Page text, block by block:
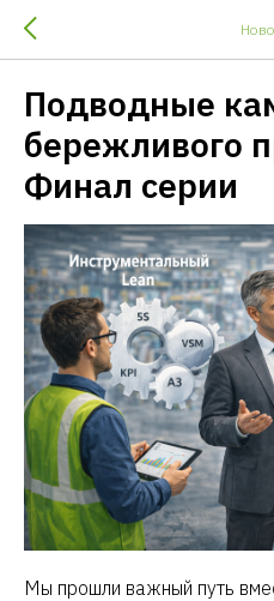
Подводные
бережливого
Финал серии
Мы прошли важный путь